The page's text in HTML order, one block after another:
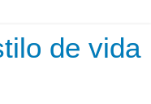
de vida